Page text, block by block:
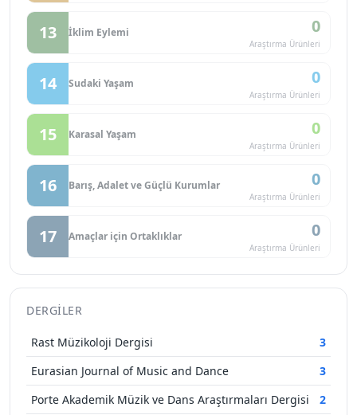
13 İklim Eylemi 0
Araştırma Ürünleri
14 Sudaki Yaşam 0
Araştırma Ürünleri
15 Karasal Yaşam 0
Araştırma Ürünleri
16 Barış, Adalet ve Güçlü Kurumlar 0
Araştırma Ürünleri
17 Amaçlar için Ortaklıklar 0
Araştırma Ürünleri
DERGILER
Rast Müzikoloji Dergisi
3
Eurasian Journal of Music and Dance
3
Porte Akademik Müzik ve Dans Araştırmaları Dergisi
2